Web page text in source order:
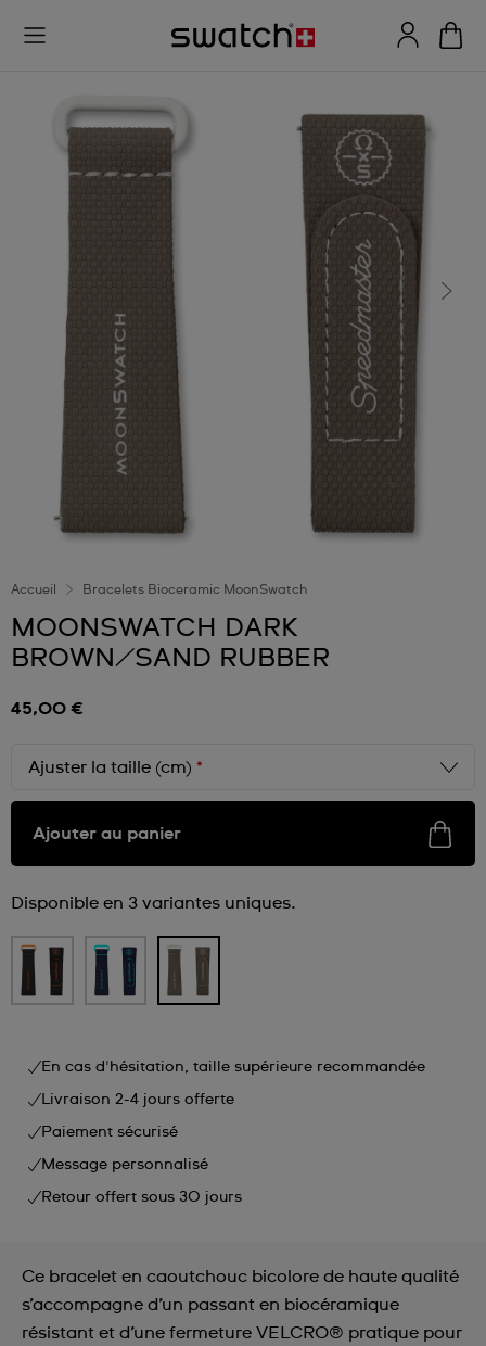
Accueil Bracelets Bioceramic MoonSwatch
MOONSWATCH DARK
BROWN/SAND RUBBER
45,00 €
Ajuster la taille (cm) *
Ajouter au panier
Disponible en 3 variantes uniques.
En cas d'hésitation, taille supérieure recommandée
Livraison 2-4 jours offerte
Paiement sécurisé
Message personnalisé
Retour offert sous 30 jours
Ce bracelet en caoutchouc bicolore de haute qualité
s’accompagne d’un passant en biocéramique
résistant et d’une fermeture VELCRO® pratique pour